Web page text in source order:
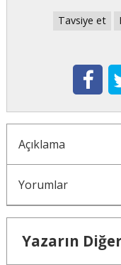
Tavsiye et
Açıklama
Yorumlar
Yazarın